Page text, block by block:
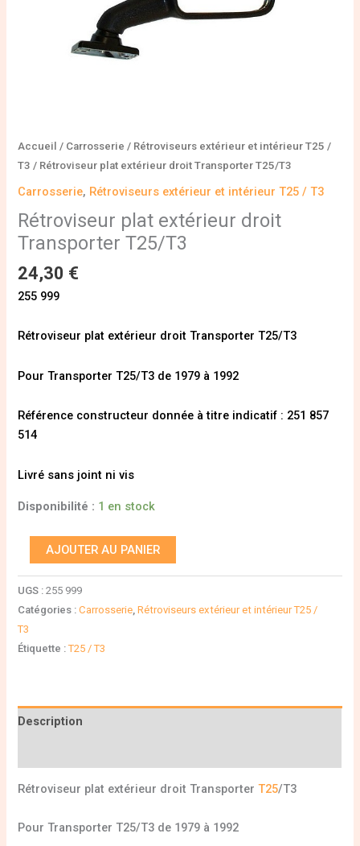
Accueil / Carrosserie / Rétroviseurs extérieur et intérieur T25 /
T3 / Rétroviseur plat extérieur droit Transporter T25/T3
Carrosserie, Rétroviseurs extérieur et intérieur T25 / T3
Rétroviseur plat extérieur droit
Transporter T25/T3
24,30 €
255 999
Rétroviseur plat extérieur droit Transporter T25/T3
Pour Transporter T25/T3 de 1979 à 1992
Référence constructeur donnée à titre indicatif : 251 857
514
Livré sans joint ni vis
Disponibilité : 1 en stock
AJOUTER AU PANIER
UGS :255 999
Catégories :Carrosserie,Rétroviseurs extérieur et intérieur T25 /
T3
Étiquette :T25 / T3
Description
Rétroviseur plat extérieur droit TransporterT25/T3
Pour Transporter T25/T3 de 1979 à 1992